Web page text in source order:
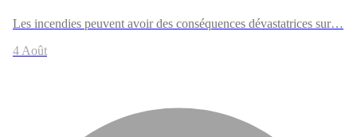
Les incendies peuvent avoir des conséquences dévastatrices sur…
4 Août